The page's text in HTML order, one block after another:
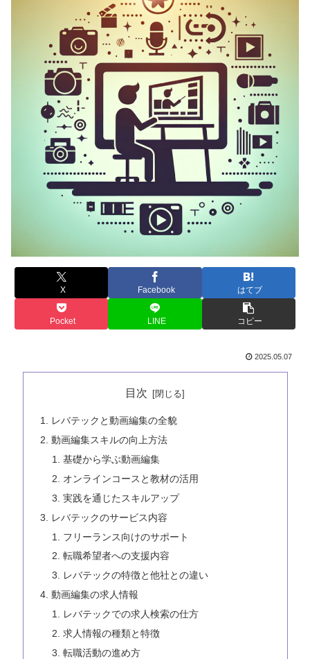
X Facebook はてブ
Pocket LINE コピー
2025.05.07
目次
レバテックと動画編集の全貌
動画編集スキルの向上方法
基礎から学ぶ動画編集
オンラインコースと教材の活用
実践を通じたスキルアップ
レバテックのサービス内容
フリーランス向けのサポート
転職希望者への支援内容
レバテックの特徴と他社との違い
動画編集の求人情報
レバテックでの求人検索の仕方
求人情報の種類と特徴
転職活動の進め方